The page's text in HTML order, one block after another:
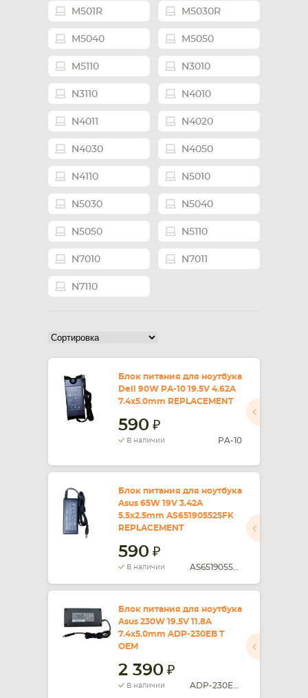
M501R M5030R
M5040 M5050
M5110 N3010
N3110 N4010
N4011 N4020
N4030 N4050
N4110 N5010
N5030 N5040
N5050 N5110
N7010 N7011
N7110
Блок питания для ноутбука
Dell 90W PA-10 19.5V 4.62A
7.4x5.0mm REPLACEMENT
590
В наличии PA-10
Блок питания для ноутбука
Asus 65W 19V 3.42A
5.5x2.5mm AS651905525FK
REPLACEMENT
590
В наличии
Блок питания для ноутбука
Asus 230W 19.5V 11.8A
7.4x5.0mm ADP-230EB T
OEM
2 390
В наличии